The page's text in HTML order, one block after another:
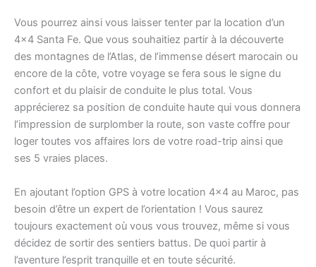
Vous pourrez ainsi vous laisser tenter par la location d’un
4×4 Santa Fe. Que vous souhaitiez partir à la découverte
des montagnes de l’Atlas, de l’immense désert marocain ou
encore de la côte, votre voyage se fera sous le signe du
confort et du plaisir de conduite le plus total. Vous
apprécierez sa position de conduite haute qui vous donnera
l’impression de surplomber la route, son vaste coffre pour
loger toutes vos affaires lors de votre road-trip ainsi que
ses 5 vraies places.
En ajoutant l’option GPS à votre location 4×4 au Maroc, pas
besoin d’être un expert de l’orientation ! Vous saurez
toujours exactement où vous vous trouvez, même si vous
décidez de sortir des sentiers battus. De quoi partir à
l’aventure l’esprit tranquille et en toute sécurité.